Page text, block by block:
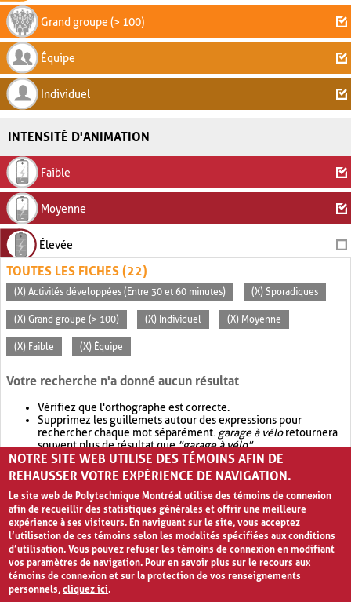
Grand groupe (> 100)
Équipe
Individuel
INTENSITÉ D'ANIMATION
Faible
Moyenne
Élevée
TOUTES LES FICHES (22)
(X) Activités développées (Entre 30 et 60 minutes) (X) Sporadiques
(X) Grand groupe (> 100) (X) Individuel (X) Moyenne
(X) Faible (X) Équipe
Votre recherche n'a donné aucun résultat
Vérifiez que l'orthographe est correcte.
Supprimez les guillemets autour des expressions pour
rechercher chaque mot séparément. garage à véloretournera
souvent plus de résultat que"garage à vélo".
Envisagez d'élargir votre recherche avec OR.garage OR vélo
retournera souvent plus de résultat quegarage à vélo
NOTRE SITE WEB UTILISE DES TÉMOINS AFIN DE
REHAUSSER VOTRE EXPÉRIENCE DE NAVIGATION.
Le site web de Polytechnique Montréal utilise des témoins de connexion
afin de recueillir des statistiques générales et offrir une meilleure
expérience à ses visiteurs. En naviguant sur le site, vous acceptez
l’utilisation de ces témoins selon les modalités spécifiées aux conditions
d’utilisation. Vous pouvez refuser les témoins de connexion en modifiant
vos paramètres de navigation. Pour en savoir plus sur le recours aux
témoins de connexion et sur la protection de vos renseignements
personnels,cliquez ici.